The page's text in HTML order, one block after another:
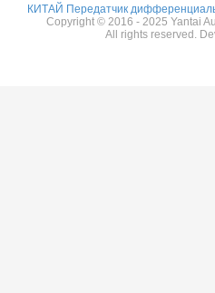
КИТАЙ Передатчик
Copyright © 2016 - 2025 Yantai
All rights reserved.